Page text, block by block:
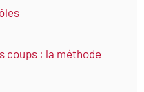
coups : la méthode